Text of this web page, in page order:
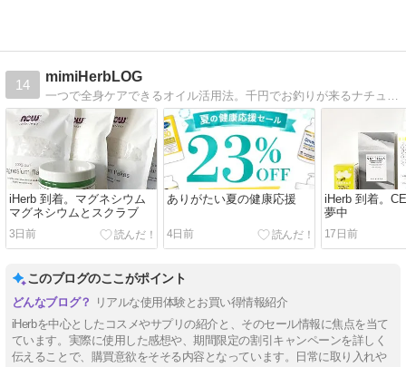
14
mimiHerbLOG
iHerb 到着。マグネシウム
マグネシウムとスクラブ
3日前
ありがたい夏の健康応援
4日前
iHerb 到着。
夢中
17日前
このブログのここがポイント
リアルな使用体験とお買い得情報紹介
iHerbを中心としたコスメやサプリの紹介と、そのセール情報に焦点を当て
ています。実際に使用した感想や、期間限定の割引キャンペーンを詳しく
伝えることで、購買意欲をそそる内容となっています。日常に取り入れや